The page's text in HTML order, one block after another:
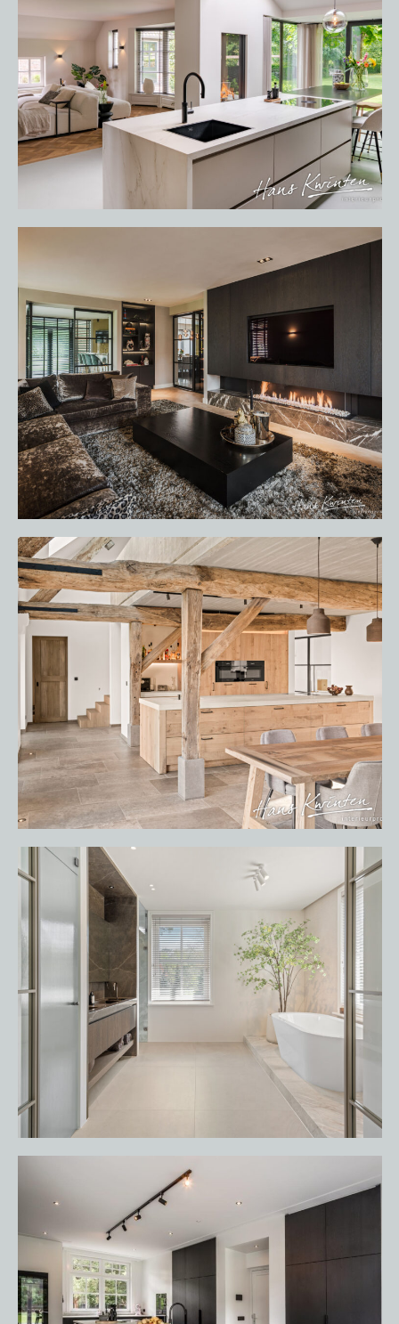
HOME
PORTFOLIO
OVER ONS
VACATURES
SERVICE AFSPRAAK INPLANNEN
APPARATEN REGISTREREN